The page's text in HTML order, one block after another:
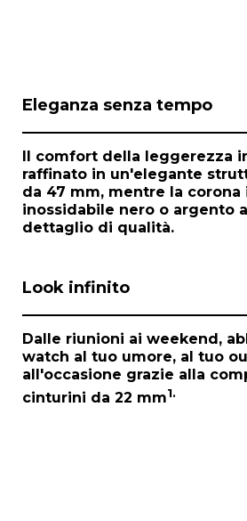
I
t
e
m
1
o
f
1
Eleganza senza tempo
Il comfort della leggerezza
raffinato in un'elegante
da 47 mm, mentre la corona
inossidabile nero o argento
dettaglio di qualità.
Look infinito
Dalle riunioni ai weekend,
watch al tuo umore, al tuo
all'occasione grazie alla
cinturini da 22 mm1.